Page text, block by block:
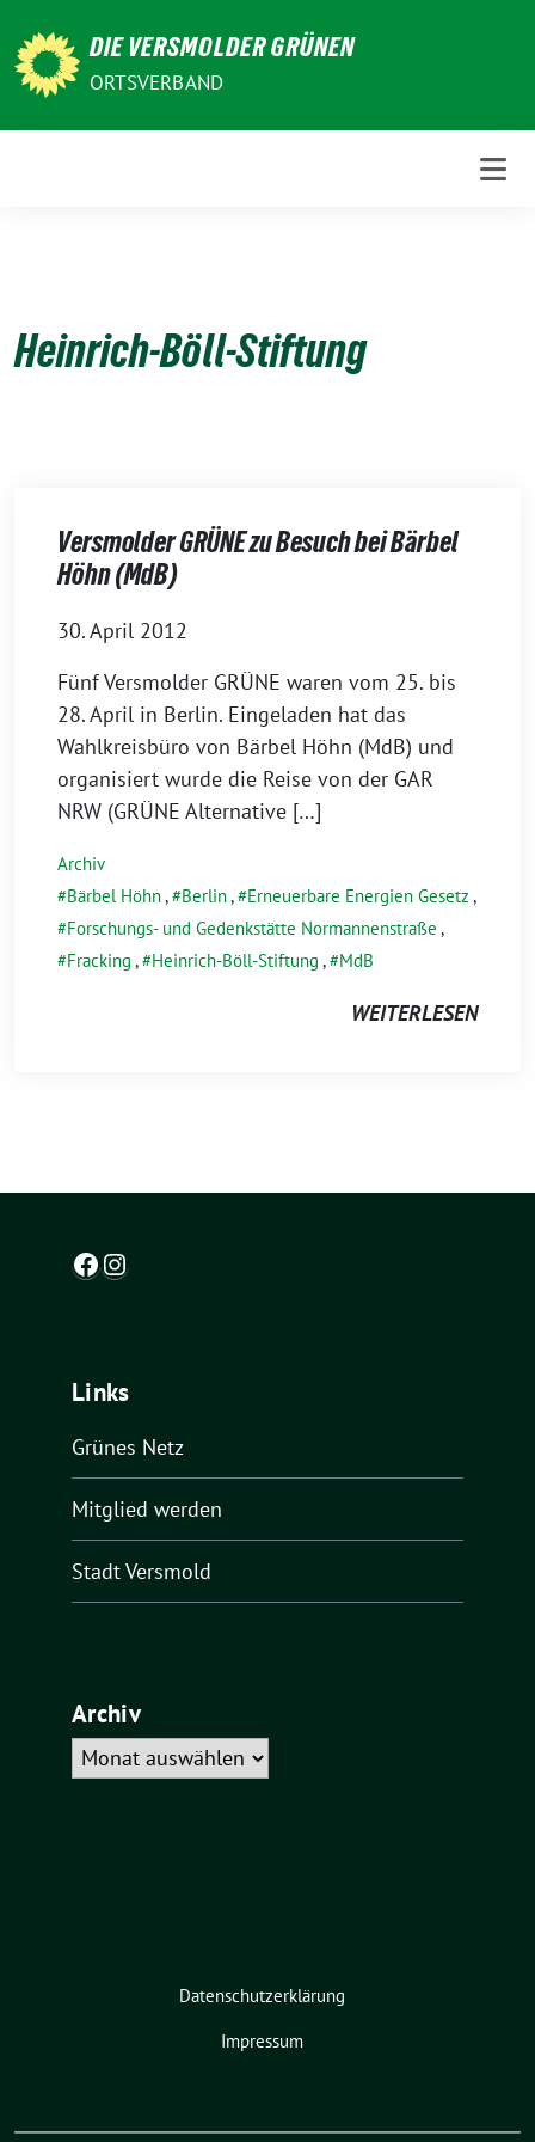
zum
Inhalt
DIE VERSMOLDER GRÜNEN
ORTSVERBAND
Heinrich-Böll-Stiftung
Versmolder GRÜNE zu Besuch bei Bärbel
Höhn (MdB)
30. April 2012
Fünf Versmolder GRÜNE waren vom 25. bis
28. April in Berlin. Eingeladen hat das
Wahlkreisbüro von Bärbel Höhn (MdB) und
organisiert wurde die Reise von der GAR
NRW (GRÜNE Alternative […]
Archiv
Bärbel Höhn, Berlin, Erneuerbare Energien Gesetz ,
Forschungs- und Gedenkstätte Normannenstraße ,
Fracking , Heinrich-Böll-Stiftung , MdB
WEITERLESEN
Facebook
Instagram
Links
Grünes Netz
Mitglied werden
Stadt Versmold
Archiv
Archiv
Datenschutzerklärung
Impressum